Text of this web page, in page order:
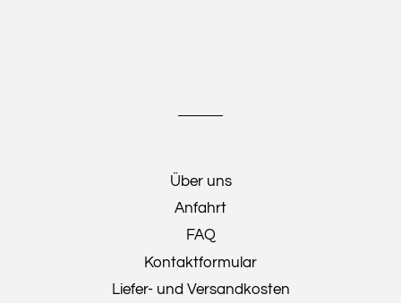
Über uns
Anfahrt
FAQ
Kontaktformular
Liefer- und Versandkosten